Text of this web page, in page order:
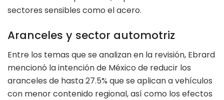
sectores sensibles como el acero.
Aranceles y sector automotriz
Entre los temas que se analizan en la revisión, Ebrard
mencionó la intención de México de reducir los
aranceles de hasta 27.5% que se aplican a vehículos
con menor contenido regional, así como los efectos